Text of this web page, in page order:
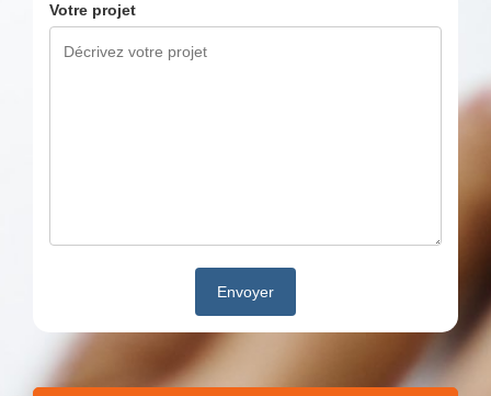
Votre projet